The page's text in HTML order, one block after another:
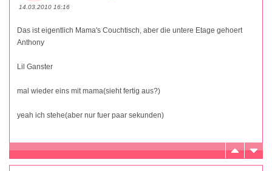
14.03.2010 16:16
Das ist eigentlich Mama's Couchtisch, aber die untere Etage gehoert
Anthony
Lil Ganster
mal wieder eins mit mama(sieht fertig aus?)
yeah ich stehe(aber nur fuer paar sekunden)